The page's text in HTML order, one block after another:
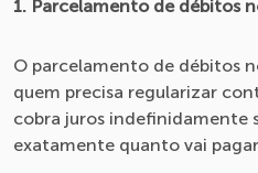
1. Parcelamento de débitos
O parcelamento de débitos
quem precisa regularizar
cobra juros indefinidamente
exatamente quanto vai